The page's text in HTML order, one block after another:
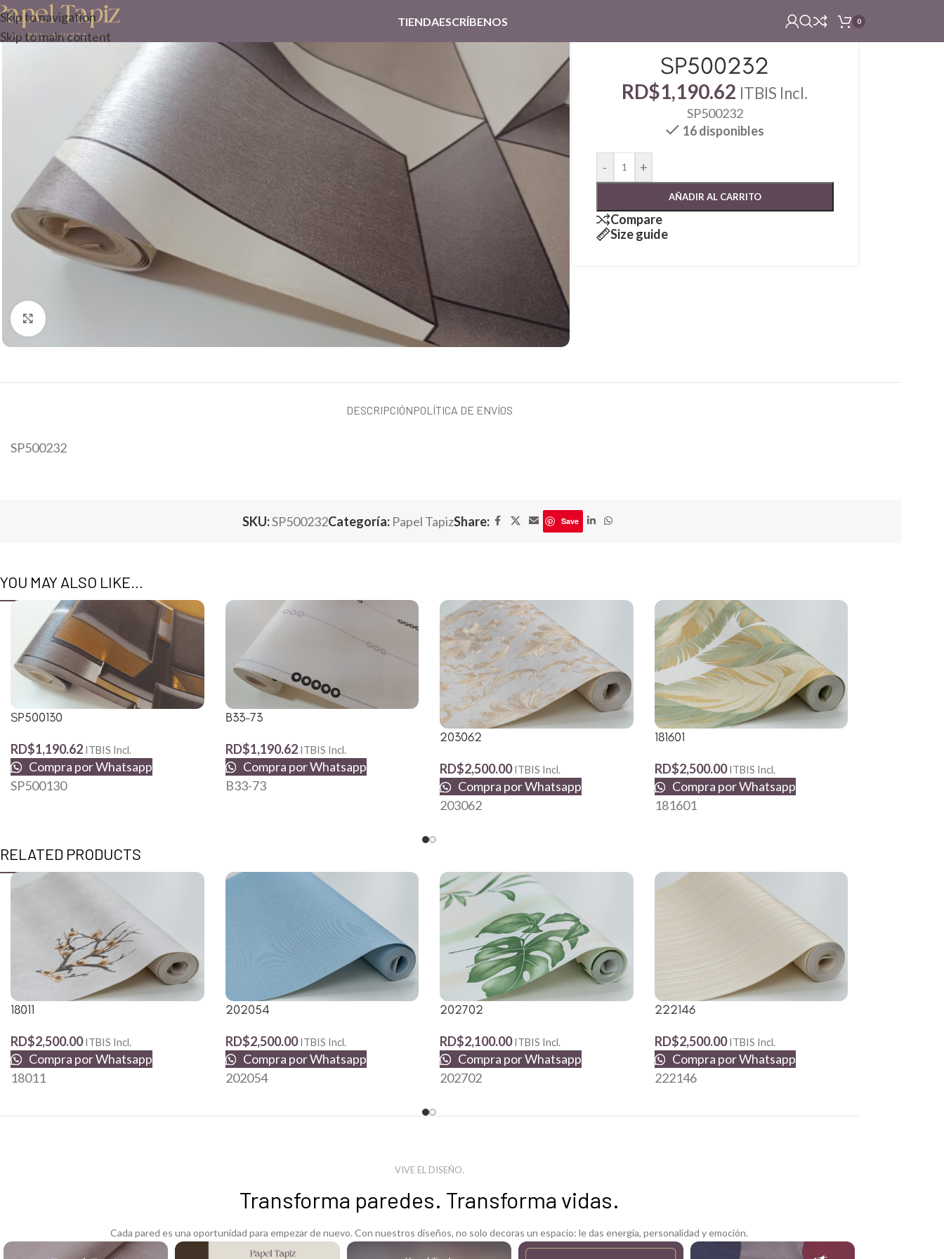
Skip to navigation
Skip to main content
TIENDAESCRÍBENOS 0
SP500232
RD$1,190.62 ITBIS Incl.
SP500232
16 disponibles
- +
AÑADIR AL CARRITO
Compare
Size guide
DESCRIPCIÓNPOLÍTICA DE ENVÍOS
SP500232
SKU:SP500232Categoría: Papel TapizShare: Save
YOU MAY ALSO LIKE…
SP500130
RD$1,190.62 ITBIS Incl.
Compra por Whatsapp
SP500130
B33-73
RD$1,190.62 ITBIS Incl.
Compra por Whatsapp
B33-73
203062
RD$2,500.00 ITBIS Incl.
Compra por Whatsapp
203062
181601
RD$2,500.00 ITBIS Incl.
Compra por Whatsapp
181601
RELATED PRODUCTS
18011
RD$2,500.00 ITBIS Incl.
Compra por Whatsapp
18011
202054
RD$2,500.00 ITBIS Incl.
Compra por Whatsapp
202054
202702
RD$2,100.00 ITBIS Incl.
Compra por Whatsapp
202702
222146
RD$2,500.00 ITBIS Incl.
Compra por Whatsapp
222146
VIVE EL DISEÑO.
Transforma paredes. Transforma vidas.
Cada pared es una oportunidad para empezar de nuevo. Con nuestros diseños, no solo decoras un espacio: le das energía, personalidad y emoción.